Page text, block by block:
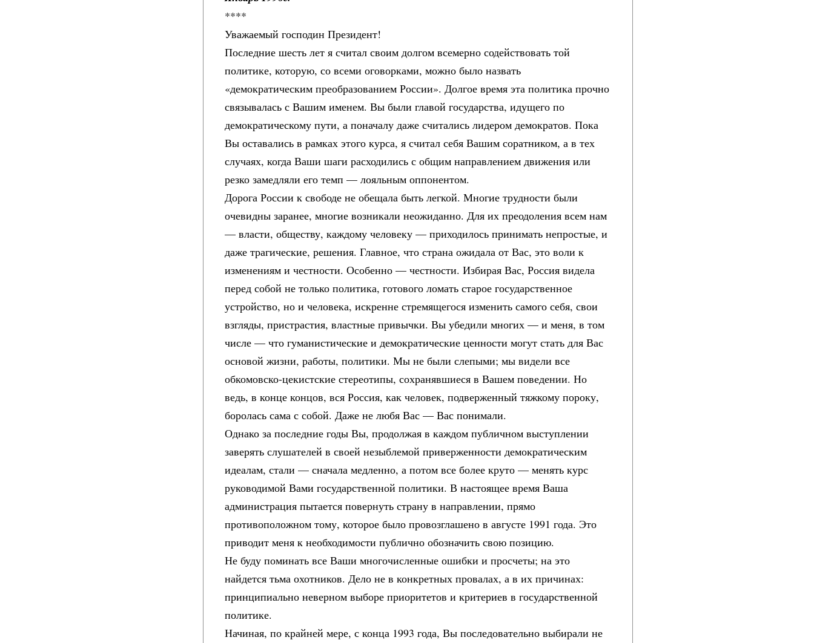
****
Уважаемый господин Президент!
Последние шесть лет я считал своим долгом всемерно содействовать той
политике, которую, со всеми оговорками, можно было назвать
«демократическим преобразованием России». Долгое время эта политика прочно
связывалась с Вашим именем. Вы были главой государства, идущего по
демократическому пути, а поначалу даже считались лидером демократов. Пока
Вы оставались в рамках этого курса, я считал себя Вашим соратником, а в тех
случаях, когда Ваши шаги расходились с общим направлением движения или
резко замедляли его темп — лояльным оппонентом.
Дорога России к свободе не обещала быть легкой. Многие трудности были
очевидны заранее, многие возникали неожиданно. Для их преодоления всем нам
— власти, обществу, каждому человеку — приходилось принимать непростые, и
даже трагические, решения. Главное, что страна ожидала от Вас, это воли к
изменениям и честности. Особенно — честности. Избирая Вас, Россия видела
перед собой не только политика, готового ломать старое государственное
устройство, но и человека, искренне стремящегося изменить самого себя, свои
взгляды, пристрастия, властные привычки. Вы убедили многих — и меня, в том
числе — что гуманистические и демократические ценности могут стать для Вас
основой жизни, работы, политики. Мы не были слепыми; мы видели все
обкомовско-цекистские стереотипы, сохранявшиеся в Вашем поведении. Но
ведь, в конце концов, вся Россия, как человек, подверженный тяжкому пороку,
боролась сама с собой. Даже не любя Вас — Вас понимали.
Однако за последние годы Вы, продолжая в каждом публичном выступлении
заверять слушателей в своей незыблемой приверженности демократическим
идеалам, стали — сначала медленно, а потом все более круто — менять курс
руководимой Вами государственной политики. В настоящее время Ваша
администрация пытается повернуть страну в направлении, прямо
противоположном тому, которое было провозглашено в августе 1991 года. Это
приводит меня к необходимости публично обозначить свою позицию.
Не буду поминать все Ваши многочисленные ошибки и просчеты; на это
найдется тьма охотников. Дело не в конкретных провалах, а в их причинах:
принципиально неверном выборе приоритетов и критериев в государственной
политике.
Начиная, по крайней мере, с конца 1993 года, Вы последовательно выбирали не